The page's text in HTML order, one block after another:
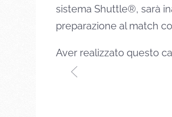
sistema Shuttle®, sarà
preparazione al match
Aver realizzato questo